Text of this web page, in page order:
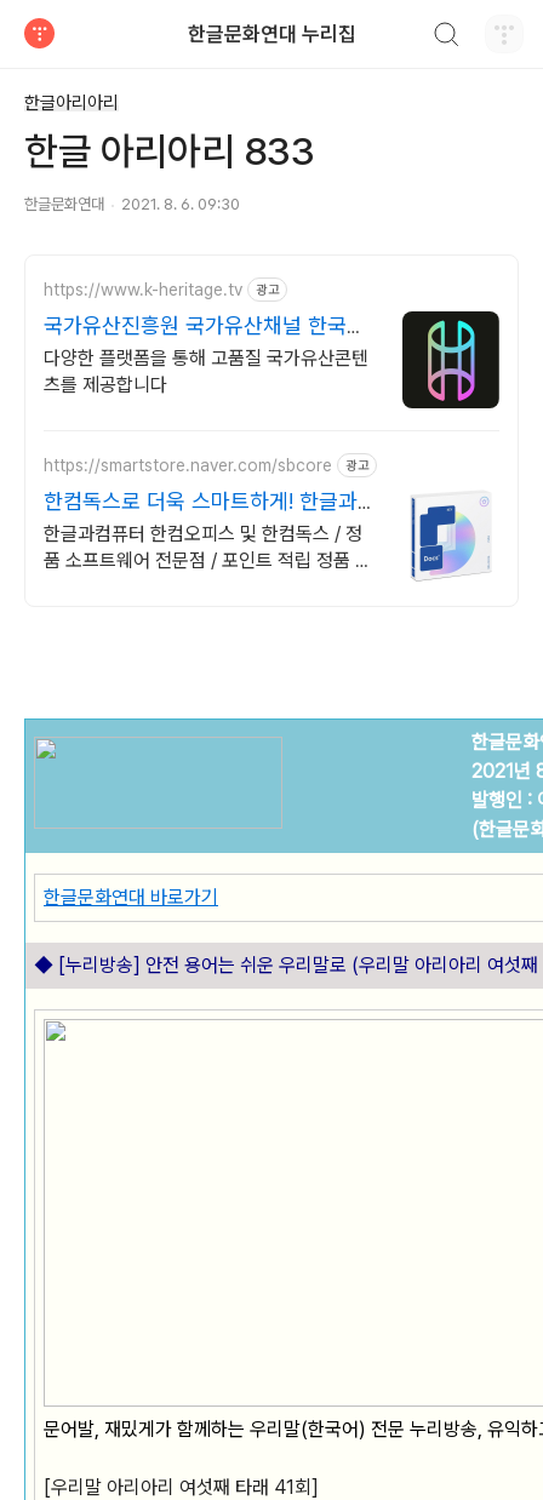
한글문화연대 누리집
한글아리아리
한글 아리아리 833
한글문화연대 2021. 8. 6. 09:30
https://www.k-heritage.tv 광고
국가유산진흥원 국가유산채널 한국의
세계유산 영상
다양한 플랫폼을 통해 고품질 국가유산콘텐
츠를 제공합니다
https://smartstore.naver.com/sbcore 광고
한컴독스로 더욱 스마트하게! 한글과컴
퓨터 정품 인증점
한글과컴퓨터 한컴오피스 및 한컴독스 / 정
품 소프트웨어 전문점 / 포인트 적립 정품 소
한글문
2021년
발행인 :
(한글문
한글문화연대 바로가기
◆ [누리방송] 안전 용어는 쉬운 우리말로 (우리말 아리아리 여섯
문어발, 재밌게가 함께하는 우리말(한국어) 전문 누리방송, 유익
[우리말 아리아리 여섯째 타래 41회]